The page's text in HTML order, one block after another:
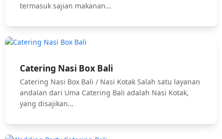
termasuk sajian makanan…
Catering Nasi Box Bali
Catering Nasi Box Bali / Nasi Kotak Salah satu layanan
andalan dari Uma Catering Bali adalah Nasi Kotak,
yang disajikan…